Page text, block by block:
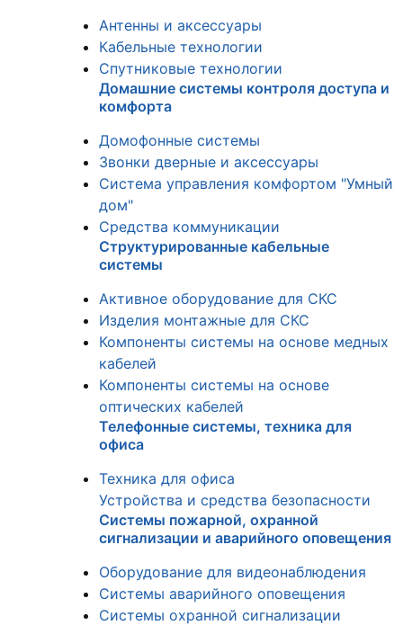
Антенны и аксессуары
Кабельные технологии
Спутниковые технологии
Домашние системы контроля доступа и
комфорта
Домофонные системы
Звонки дверные и аксессуары
Система управления комфортом "Умный
дом"
Средства коммуникации
Структурированные кабельные
системы
Активное оборудование для СКС
Изделия монтажные для СКС
Компоненты системы на основе медных
кабелей
Компоненты системы на основе
оптических кабелей
Телефонные системы, техника для
офиса
Техника для офиса
Устройства и средства безопасности
Системы пожарной, охранной
сигнализации и аварийного оповещения
Оборудование для видеонаблюдения
Системы аварийного оповещения
Системы охранной сигнализации